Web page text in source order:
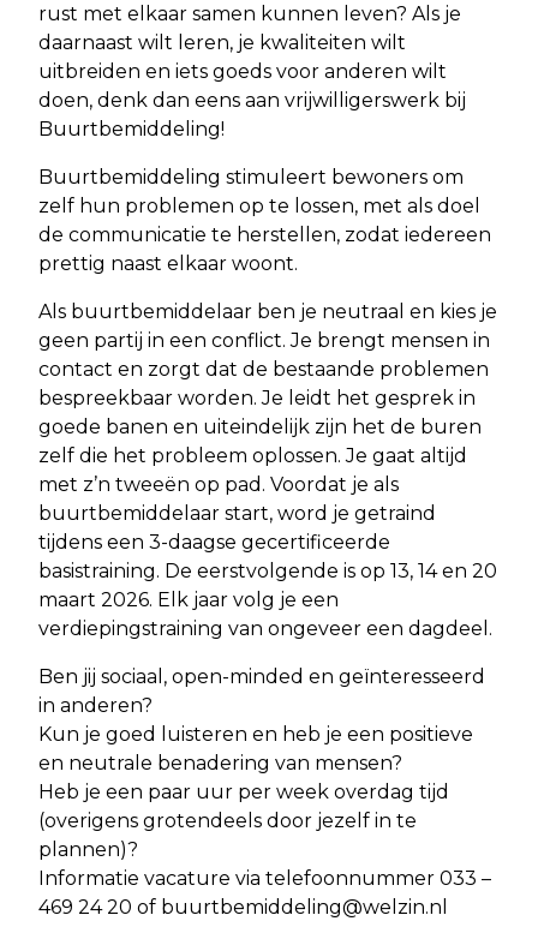
rust met elkaar samen kunnen leven? Als je
daarnaast wilt leren, je kwaliteiten wilt
uitbreiden en iets goeds voor anderen wilt
doen, denk dan eens aan vrijwilligerswerk bij
Buurtbemiddeling!
Buurtbemiddeling stimuleert bewoners om
zelf hun problemen op te lossen, met als doel
de communicatie te herstellen, zodat iedereen
prettig naast elkaar woont.
Als buurtbemiddelaar ben je neutraal en kies je
geen partij in een conflict. Je brengt mensen in
contact en zorgt dat de bestaande problemen
bespreekbaar worden. Je leidt het gesprek in
goede banen en uiteindelijk zijn het de buren
zelf die het probleem oplossen. Je gaat altijd
met z’n tweeën op pad. Voordat je als
buurtbemiddelaar start, word je getraind
tijdens een 3-daagse gecertificeerde
basistraining. De eerstvolgende is op 13, 14 en 20
maart 2026. Elk jaar volg je een
verdiepingstraining van ongeveer een dagdeel.
Ben jij sociaal, open-minded en geïnteresseerd
in anderen?
Kun je goed luisteren en heb je een positieve
en neutrale benadering van mensen?
Heb je een paar uur per week overdag tijd
(overigens grotendeels door jezelf in te
plannen)?
Informatie vacature via telefoonnummer 033 –
469 24 20 of buurtbemiddeling@welzin.nl